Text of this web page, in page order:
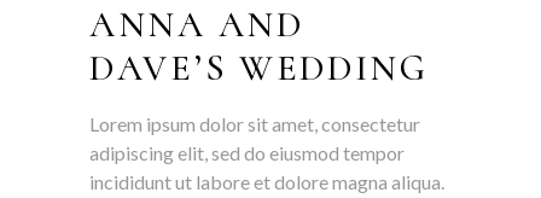
ANNA AND
DAVE’S WEDDING
Lorem ipsum dolor sit amet, consectetur
adipiscing elit, sed do eiusmod tempor
incididunt ut labore et dolore magna aliqua.